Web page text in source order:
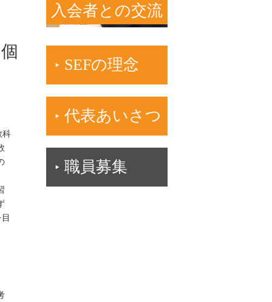
科
入会者との交流
SEFの理念
代表あいさつ
職員募集